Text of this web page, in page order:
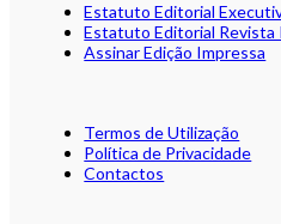
Estatuto Editorial
Estatuto Editorial Revista
Assinar Edição Impressa
Termos de Utilização
Política de Privacidade
Contactos